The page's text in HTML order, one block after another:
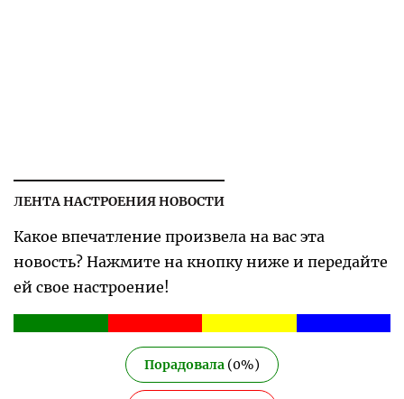
ЛЕНТА НАСТРОЕНИЯ НОВОСТИ
Какое впечатление произвела на вас эта
новость? Нажмите на кнопку ниже и передайте
ей свое настроение!
Порадовала (0%)